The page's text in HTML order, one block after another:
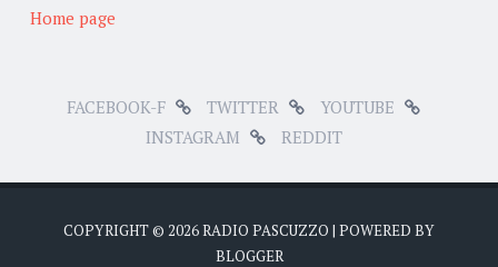
Home page
FACEBOOK-F TWITTER
YOUTUBE
INSTAGRAM
REDDIT
COPYRIGHT © 2026RADIO PASCUZZO | POWERED BY
BLOGGER